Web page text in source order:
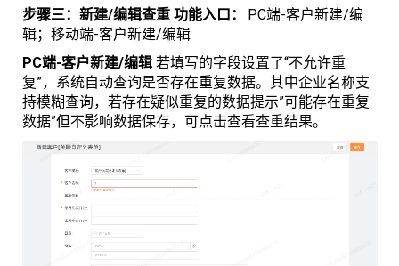
步骤三：新建/编辑查重 功能入口：
PC端-客户新建/编
辑；移动端-客户新建/编辑
PC端-客户新建/编辑 若填写的字段设置了“不允许重
复”，系统自动查询是否存在重复数据。其中企业名称支
持模糊查询，若存在疑似重复的数据提示”可能存在重复
数据”但不影响数据保存，可点击查看查重结果。